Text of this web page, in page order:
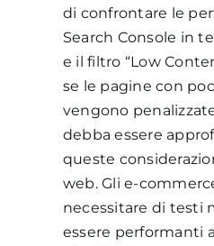
di confrontare le
Search Console in
e il filtro “Low
se le pagine con
vengono
debba essere
queste
web. Gli e-
necessitare di testi
essere performanti